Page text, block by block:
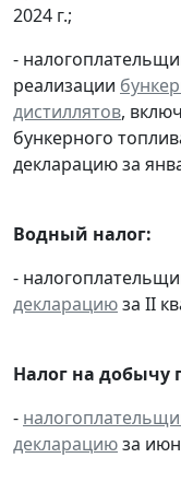
2024 г.;
-
реализации
дистиллятов,
бункерного
декларацию за
Водный налог:
-
декларациюза II
Налог на добычу
-
декларациюза